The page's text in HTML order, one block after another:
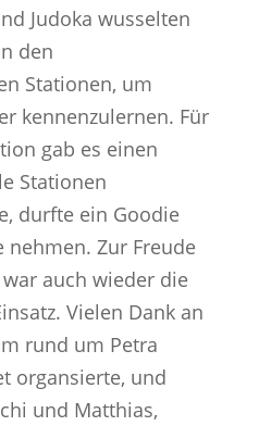
Judoka wusselten
den
Stationen, um
kennenzulernen. Für
gab es einen
Stationen
durfte ein Goodie
nehmen. Zur Freude
auch wieder die
Vielen Dank an
rund um Petra
organsierte, und
und Matthias,